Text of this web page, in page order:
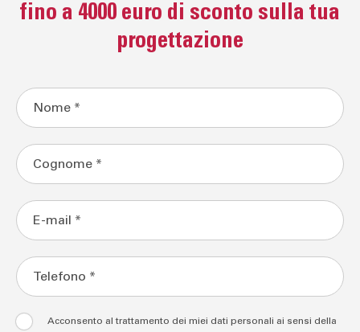
fino a 4000 euro di sconto sulla tua
progettazione
Acconsento al trattamento dei miei dati personali ai sensi della